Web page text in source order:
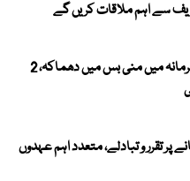
سے اہم ملاقات کریں گے
دمشق کے نواحی علاقے جرمانہ میں منی بس میں دھماکہ، 2
پر تقرر و تبادلے، متعدد اہم عہدوں